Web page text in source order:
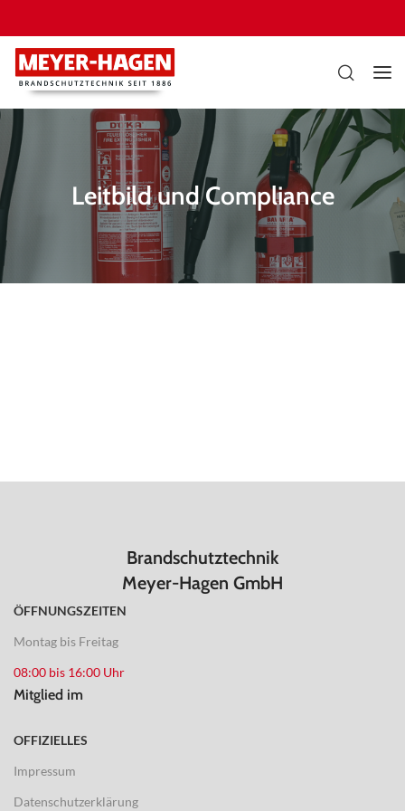
Leitbild und Compliance
Brandschutztechnik
Meyer-Hagen GmbH
ÖFFNUNGSZEITEN
Montag bis Freitag
08:00 bis 16:00 Uhr
Mitglied im
OFFIZIELLES
Impressum
Datenschutzerklärung